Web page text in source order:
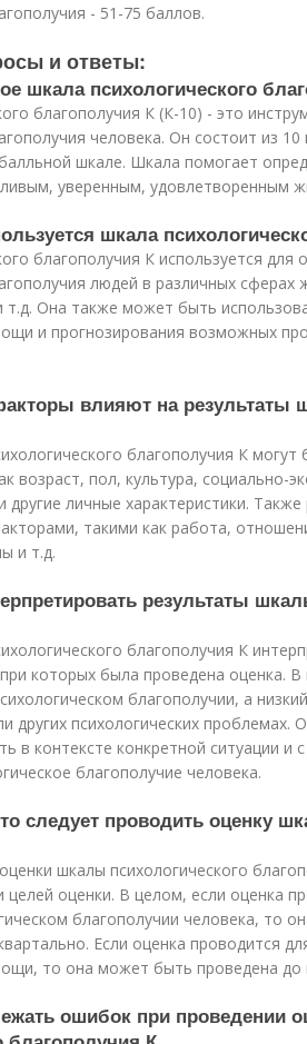
- 51-75 баллов.
и ответы:
шкала психологического
благополучия К (К-10) - это
человека. Он состоит из
шкале. Шкала помогает
уверенным, удовлетворенным
шкала
благополучия К используется для
людей в различных сферах
т.д. Она также может быть
и прогнозирования возможных
влияют на результаты
благополучия К
возраст, пол, культура, социально-
другие личные характеристики.
такими как работа,
и т.д.
результаты
благополучия К
которых была проведена оценка.
благополучии, а
других психологических проблемах.
в контексте конкретной ситуации и
благополучие человека.
следует проводить оценку
шкалы психологического
целей оценки. В целом, если оценка
благополучии человека, то
Если оценка проводится
то она может быть проведена до
ошибок при проведении